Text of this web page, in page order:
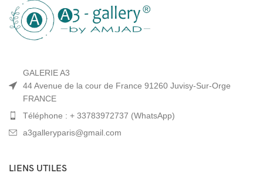
GALERIE A3
44 Avenue de la cour de France 91260 Juvisy-Sur-Orge
FRANCE
Téléphone : + 33783972737 (WhatsApp)
a3galleryparis@gmail.com
LIENS UTILES